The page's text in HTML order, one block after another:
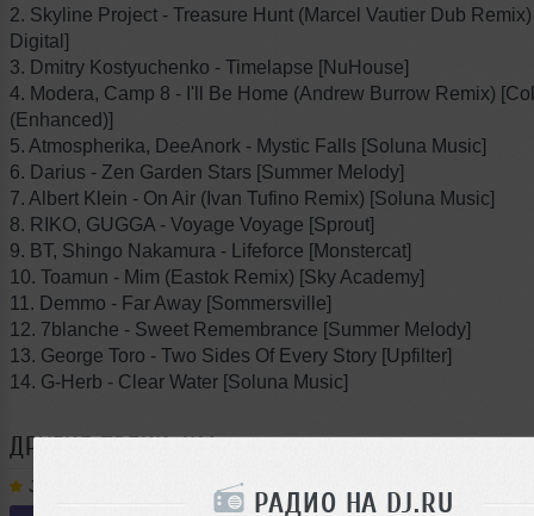
РАДИО НА DJ.RU
2. Skyline Project - Treasure Hunt (Marcel Vautier Dub
Digital]
3. Dmitry Kostyuchenko - Timelapse [NuHouse]
4. Modera, Camp 8 - I'll Be Home (Andrew Burrow Remix)
(Enhanced)]
5. Atmospherika, DeeAnork - Mystic Falls [Soluna Music]
6. Darius - Zen Garden Stars [Summer Melody]
7. Albert Klein - On Air (Ivan Tufino Remix) [Soluna Music]
8. RIKO, GUGGA - Voyage Voyage [Sprout]
9. BT, Shingo Nakamura - Lifeforce [Monstercat]
10. Toamun - Mim (Eastok Remix) [Sky Academy]
11. Demmo - Far Away [Sommersville]
12. 7blanche - Sweet Remembrance [Summer Melody]
13. George Toro - Two Sides Of Every Story [Upfilter]
14. G-Herb - Clear Water [Soluna Music]
ДРУГИЕ ТРЕКИJIM
Jim ElectroМеханика 395